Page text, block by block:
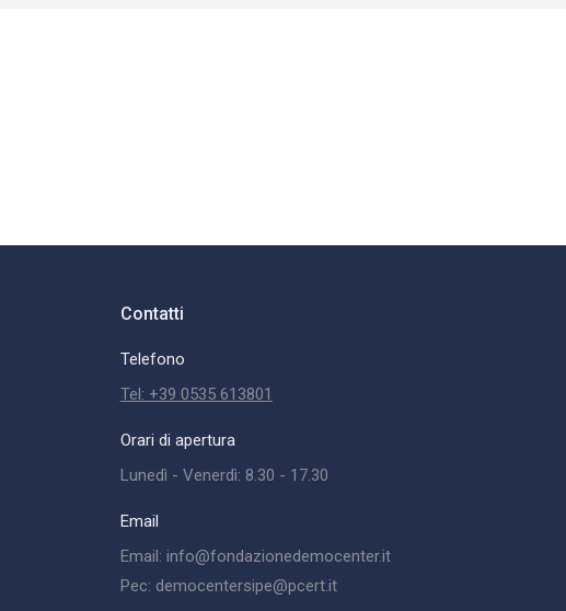
Contatti
Telefono
Tel: +39 0535 613801
Orari di apertura
Lunedì - Venerdì: 8.30 - 17.30
Email
Email: info@fondazionedemocenter.it
Pec: democentersipe@pcert.it